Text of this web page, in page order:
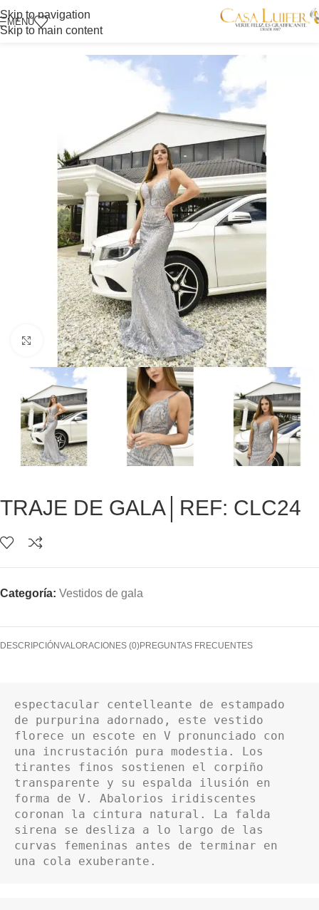
Skip to navigation
Skip to main content
MENÚ
Inicio/ Vestidos de gala
Clic para ampliar
TRAJE DE GALA│REF: CLC24
Categoría: Vestidos de gala
DESCRIPCIÓNVALORACIONES (0)PREGUNTAS FRECUENTES
espectacular centelleante de estampado
de purpurina adornado, este vestido
florece un escote en V pronunciado con
una incrustación pura modestia. Los
tirantes finos sostienen el corpiño
transparente y su espalda ilusión en
forma de V. Abalorios iridiscentes
coronan la cintura natural. La falda
sirena se desliza a lo largo de las
curvas femeninas antes de terminar en
una cola exuberante.